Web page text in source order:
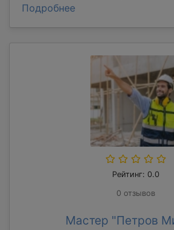
Подробнее
Рейтинг: 0.0
0 отзывов
Мастер "Петров